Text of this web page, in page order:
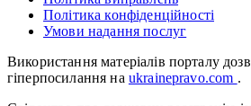
Політика конфіденційності
Умови надання послуг
Використання матеріалів порталу
гіперпосилання на ukrainepravo.com .